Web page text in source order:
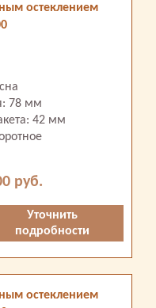
остеклением
78 мм
42 мм
руб.
Уточнить
подробности
остеклением